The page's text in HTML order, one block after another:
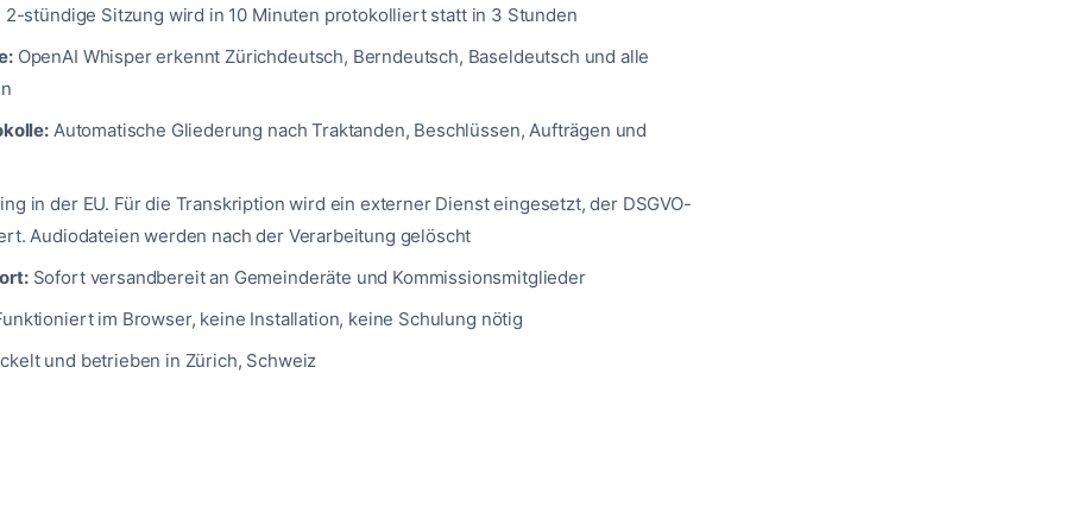
2-stündige Sitzung wird in 10 Minuten protokolliert statt in 3 Stunden
OpenAI Whisper erkennt Zürichdeutsch, Berndeutsch, Baseldeutsch und alle
Automatische Gliederung nach Traktanden, Beschlüssen, Aufträgen und
in der EU. Für die Transkription wird ein externer Dienst eingesetzt, der DSGVO-
Audiodateien werden nach der Verarbeitung gelöscht
Sofort versandbereit an Gemeinderäte und Kommissionsmitglieder
im Browser, keine Installation, keine Schulung nötig
und betrieben in Zürich, Schweiz